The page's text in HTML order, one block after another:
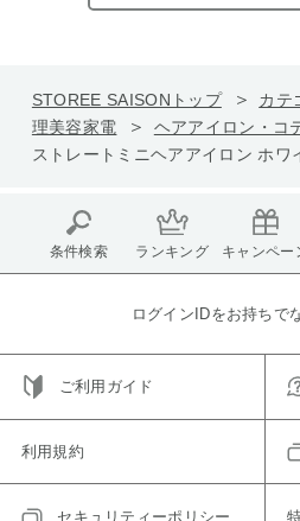
STOREE SAISONトップ カテ
理美容家電
ヘアアイロン・コ
ストレートミニヘアアイロン ホワ
条件検索 ランキング キャンペー
ログインIDをお持ちで
ご利用ガイド
利用規約
セキュリティーポリシー